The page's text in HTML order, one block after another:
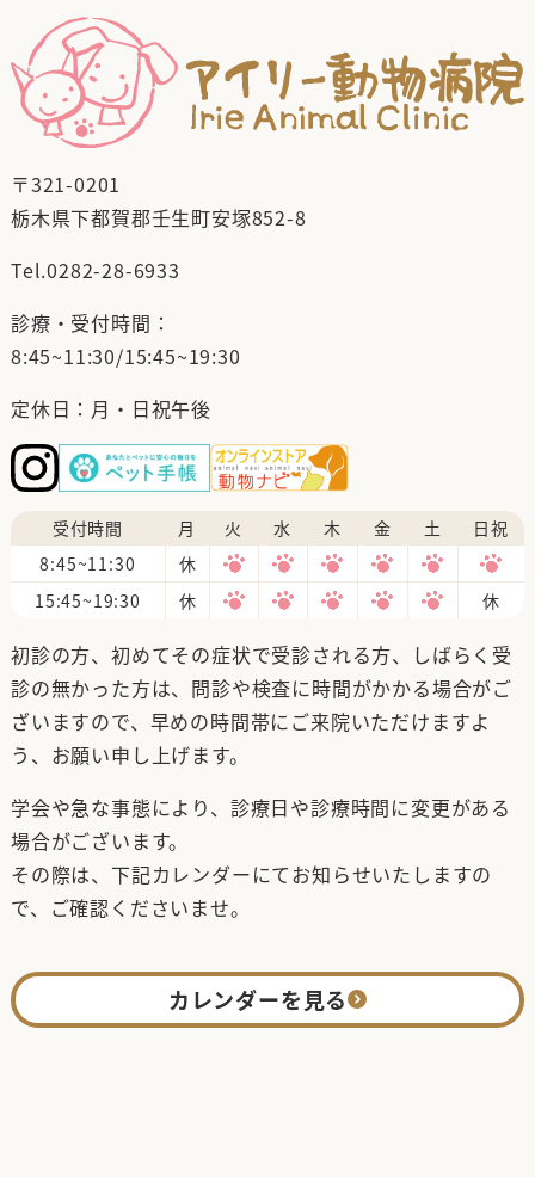
〒321-0201
栃木県下都賀郡壬生町安塚852-8
Tel.0282-28-6933
診療・受付時間：
8:45~11:30/15:45~19:30
定休日：月・日祝午後
受付時間 月 火 水 木 金 土
日祝
8:45~11:30
休
15:45~19:30
休 休
初診の方、初めてその症状で受診される方、しばらく受
診の無かった方は、問診や検査に時間がかかる場合がご
ざいますので、早めの時間帯にご来院いただけますよ
う、お願い申し上げます。
学会や急な事態により、診療日や診療時間に変更がある
場合がございます。
その際は、下記カレンダーにてお知らせいたしますの
で、ご確認くださいませ。
カレンダーを見る